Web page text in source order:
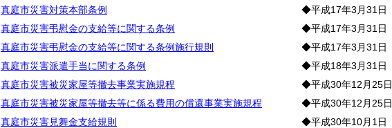
真庭市災害対策本部条例
◆平成17年3月31日
真庭市災害弔慰金の支給等に関する条例
◆平成17年3月31日
真庭市災害弔慰金の支給等に関する条例施行規則
◆平成17年3月31日
真庭市災害派遣手当に関する条例
◆平成18年3月31日
真庭市災害被災家屋等撤去事業実施規程
◆平成30年12月25日
真庭市災害被災家屋等撤去等に係る費用の償還事業実施規程
◆平成30年12月25日
真庭市災害見舞金支給規則
◆平成30年10月1日